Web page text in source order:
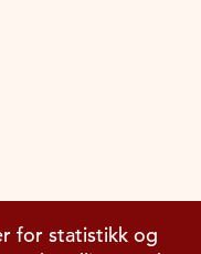
for statistikk og